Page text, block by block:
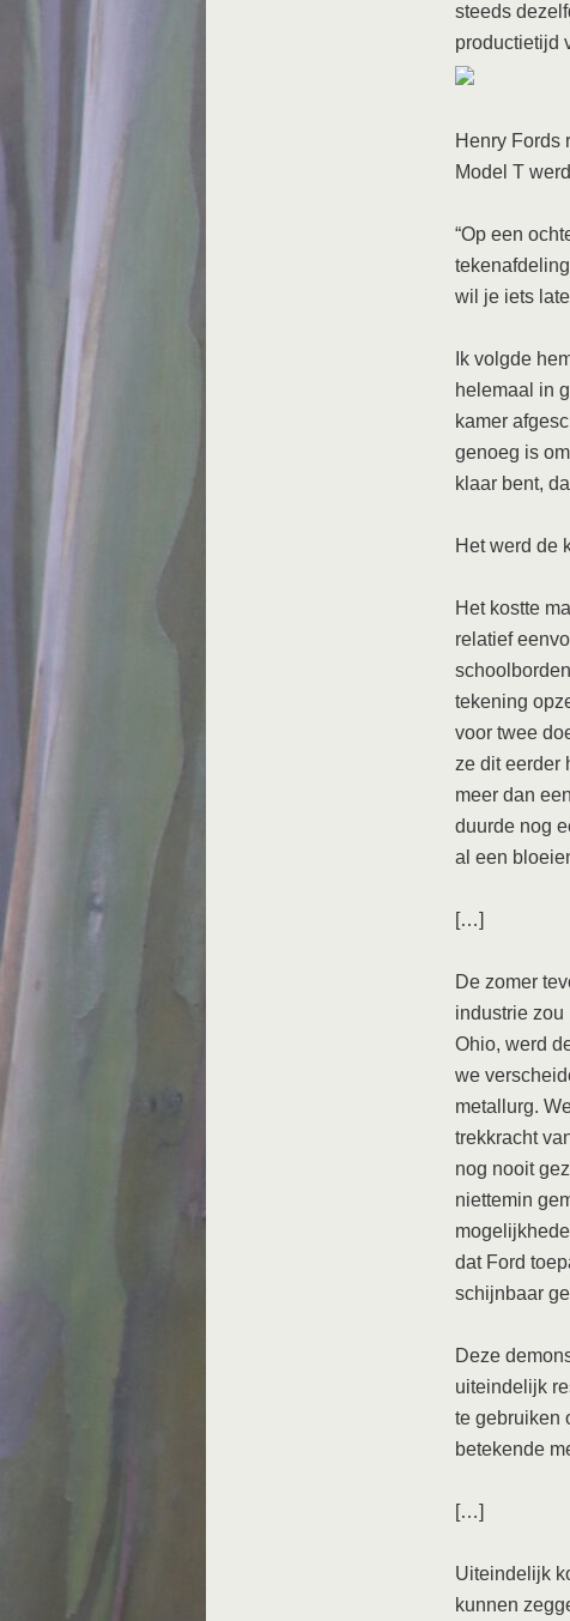
steeds
productietijd
Henry Fords
Model T
“Op een
wil je iets
Ik volgde
helemaal in
kamer
genoeg is
klaar bent,
Het werd de
Het kostte
relatief
tekening
voor twee
ze dit eerder
meer dan
duurde nog
al een
[…]
De zomer
industrie zou
Ohio, werd
we
metallurg.
trekkracht
nog nooit
niettemin
dat Ford
schijnbaar
Deze
uiteindelijk
te gebruiken
betekende
[…]
Uiteindelijk
kunnen